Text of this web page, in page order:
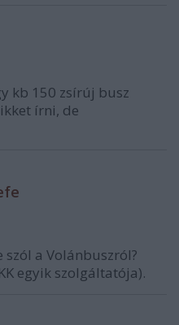
kb 150 zsírúj busz
írni, de
szól a Volánbuszról?
egyik szolgáltatója).